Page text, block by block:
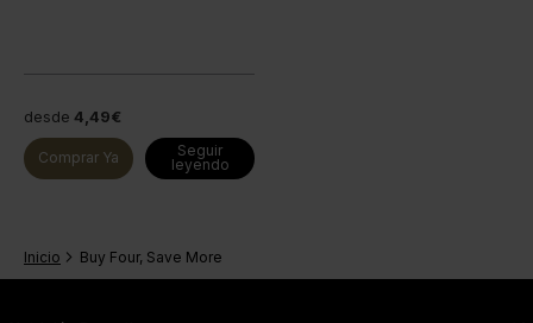
desde 4,49€
Comprar Ya
Seguir
leyendo
Inicio Buy Four, Save More